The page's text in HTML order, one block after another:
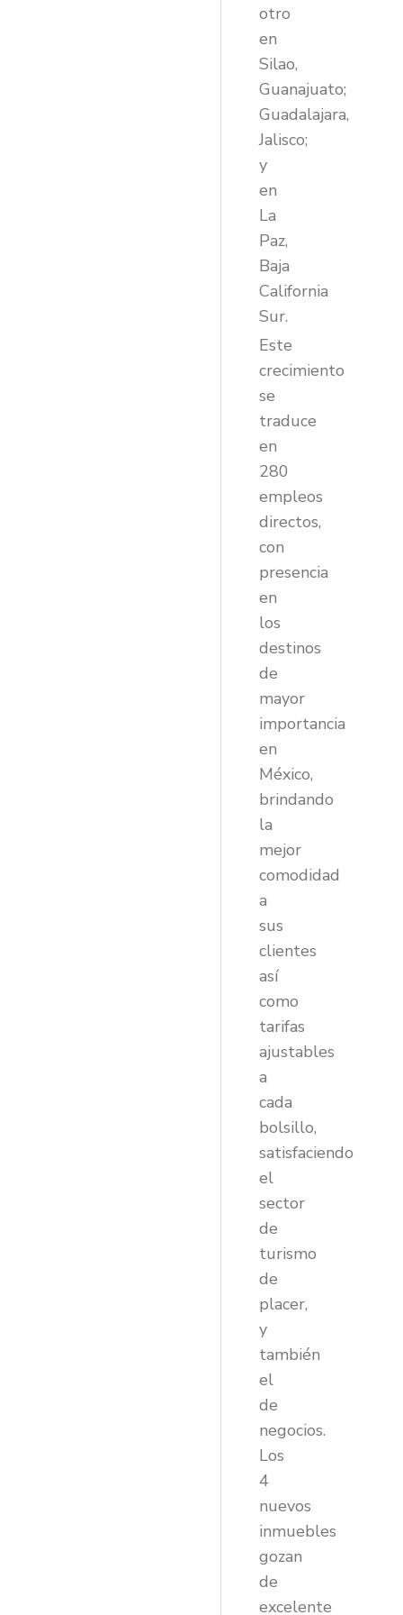
otro
en
Silao,
Guanajuato;
Guadalajara,
Jalisco;
y
en
La
Paz,
Baja
California
Sur.
Este
crecimiento
se
traduce
en
280
empleos
directos,
con
presencia
en
los
destinos
de
mayor
importancia
en
México,
brindando
la
mejor
comodidad
a
sus
clientes
así
como
tarifas
ajustables
a
cada
bolsillo,
satisfaciendo
el
sector
de
turismo
de
placer,
y
también
el
de
negocios.
Los
4
nuevos
inmuebles
gozan
de
excelente